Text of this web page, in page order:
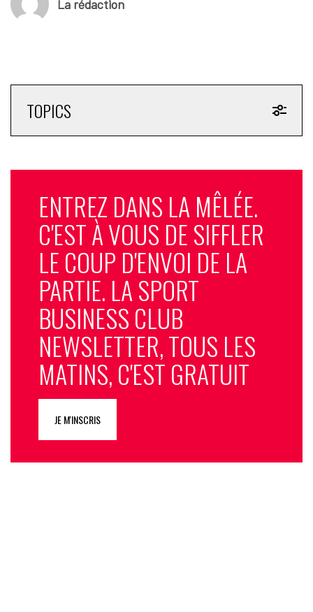
La rédaction
TOPICS
ENTREZ DANS LA MÊLÉE.
C'EST À VOUS DE SIFFLER
LE COUP D'ENVOI DE LA
PARTIE. LA SPORT
BUSINESS CLUB
NEWSLETTER, TOUS LES
MATINS, C'EST GRATUIT
JE M'INSCRIS